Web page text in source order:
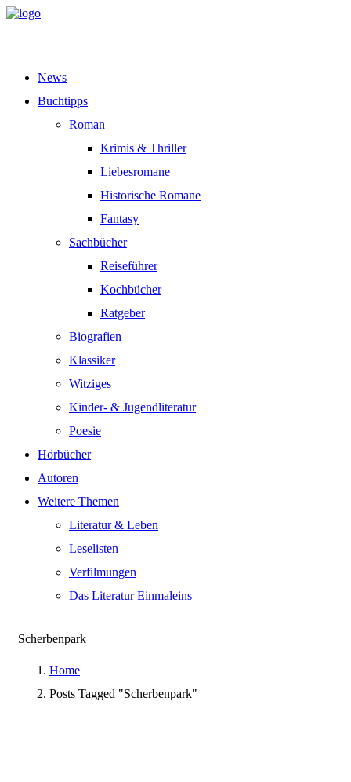
News
Buchtipps
Roman
Krimis & Thriller
Liebesromane
Historische Romane
Fantasy
Sachbücher
Reiseführer
Kochbücher
Ratgeber
Biografien
Klassiker
Witziges
Kinder- & Jugendliteratur
Poesie
Hörbücher
Autoren
Weitere Themen
Literatur & Leben
Leselisten
Verfilmungen
Das Literatur Einmaleins
Scherbenpark
Home
Posts Tagged "Scherbenpark"